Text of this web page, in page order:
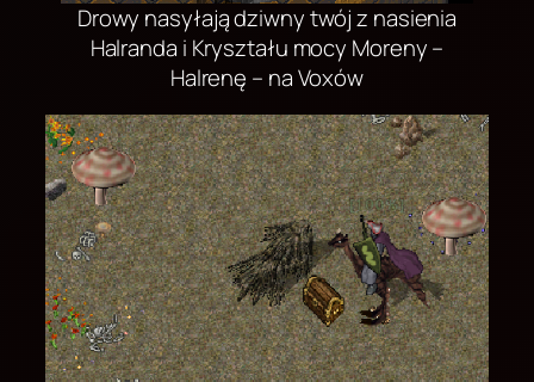
Drowy nasyłają dziwny twój z nasienia
Halranda i Kryształu mocy Moreny –
Halrenę – na Voxów